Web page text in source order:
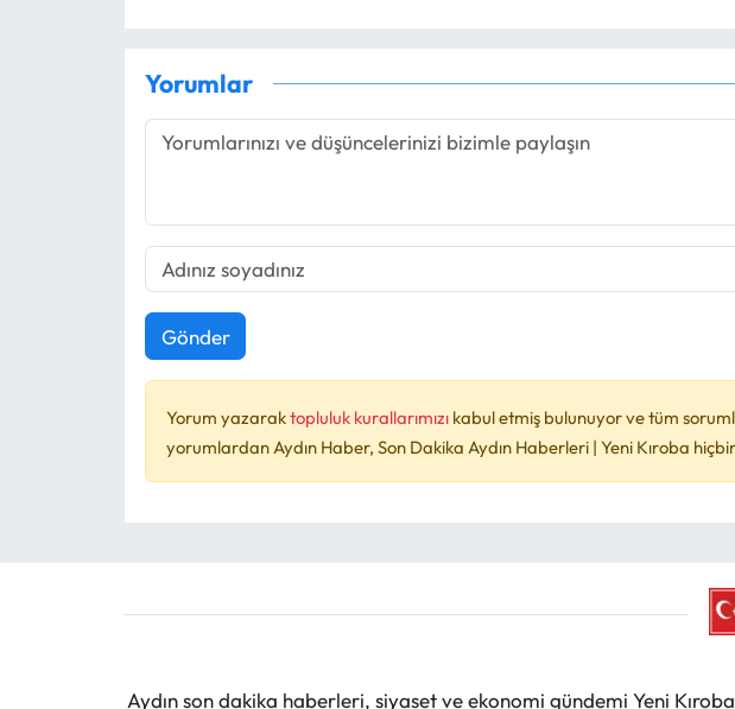
Yorumlar
Gönder
Yorum yazaraktopluluk kurallarımızı kabul etmiş bulunuyor ve tüm
yorumlardan Aydın Haber, Son Dakika Aydın Haberleri | Yeni Kıroba
Aydın son dakika haberleri, siyaset ve ekonomi gündemi Yeni